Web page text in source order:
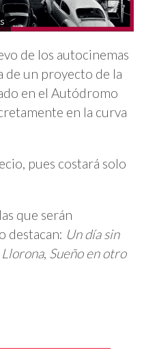
de los autocinemas
de un proyecto de la
en el Autódromo
en la curva
pues costará solo
que serán
destacan: Un día sin
Llorona, Sueño en otro